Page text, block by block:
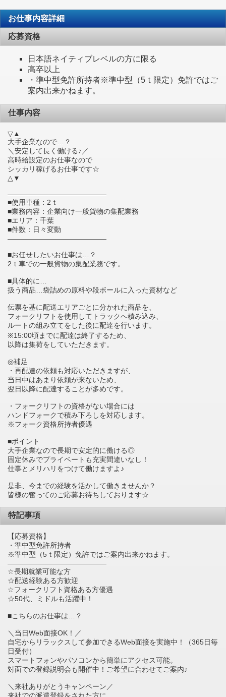
お仕事内容詳細
応募資格
日本語ネイティブレベルの方に限る
高卒以上
・準中型免許所持者※準中型（5ｔ限定）免許ではご
案内出来かねます。
仕事内容
▽▲
大手企業なので…？
＼安定して長く働ける♪／
高時給設定のお仕事なので
シッカリ稼げるお仕事です☆
△▼
――――――――――――――
■使用車種：2ｔ
■業務内容：企業向け一般貨物の集配業務
■エリア：千葉
■件数：日々変動
――――――――――――――
■お任せしたいお仕事は…？
2ｔ車での一般貨物の集配業務です。
■具体的に…
扱う商品…袋詰めの原料や段ボールに入った資材など
伝票を基に配送エリアごとに分かれた商品を、
フォークリフトを使用してトラックへ積み込み、
ルートの組み立てをした後に配達を行います。
※15:00頃までに配達は終了するため、
以降は集荷をしていただきます。
◎補足
・再配達の依頼も対応いただきますが、
当日中はあまり依頼が来ないため、
翌日以降に配達することが多めです。
・フォークリフトの資格がない場合には
ハンドフォークで積み下ろしを対応します。
※フォーク資格所持者優遇
■ポイント
大手企業なので長期で安定的に働ける◎
固定休みでプライベートも充実間違いなし！
仕事とメリハリをつけて働けますよ♪
是非、今までの経験を活かして働きませんか？
皆様の奮ってのご応募お待ちしております☆
特記事項
【応募資格】
・準中型免許所持者
※準中型（5ｔ限定）免許ではご案内出来かねます。
――――――――――――――
☆長期就業可能な方
☆配送経験ある方歓迎
☆フォークリフト資格ある方優遇
☆50代、ミドルも活躍中！
■こちらのお仕事は…？
＼当日Web面接OK！／
自宅からリラックスして参加できるWeb面接を実施中！（365日毎
日受付）
スマートフォンやパソコンから簡単にアクセス可能。
対面での登録説明会も開催中！ご希望に合わせてご案内♪
＼来社ありがとうキャンペーン／
来社での派遣登録をされた方に、